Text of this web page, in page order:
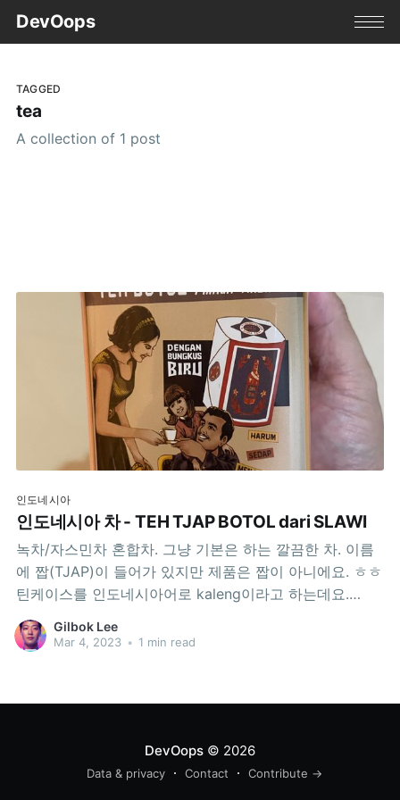
DevOops
TAGGED
tea
A collection of 1 post
인도네시아
인도네시아 차 - TEH TJAP BOTOL dari SLAWI
녹차/자스민차 혼합차. 그냥 기본은 하는 깔끔한 차. 이름
에 짭(TJAP)이 들어가 있지만 제품은 짭이 아니에요. ㅎㅎ
틴케이스를 인도네시아어로 kaleng이라고 하는데요.
kaleng에 들어있는 티백 20개 들어있는 제품은
Tokopedia에서 60,000 루피아 정도하네요. 마트에서도
Gilbok Lee
Mar 4, 2023 • 1 min read
DevOops© 2026
Data & privacy Contact Contribute →